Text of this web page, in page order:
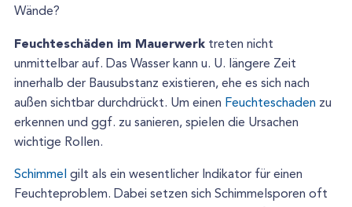
Wände?
Feuchteschäden im Mauerwerk treten nicht
unmittelbar auf. Das Wasser kann u. U. längere Zeit
innerhalb der Bausubstanz existieren, ehe es sich nach
außen sichtbar durchdrückt. Um einen Feuchteschaden zu
erkennen und ggf. zu sanieren, spielen die Ursachen
wichtige Rollen.
Schimmel gilt als ein wesentlicher Indikator für einen
Feuchteproblem. Dabei setzen sich Schimmelsporen oft